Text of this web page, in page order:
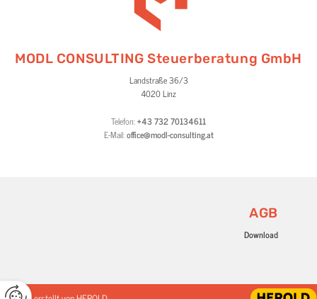
MODL CONSULTING Steuerberatung GmbH
Landstraße 36/3
4020 Linz
Telefon:+43 732 70134611
E-Mail:office@modl-consulting.at
AGB
Download